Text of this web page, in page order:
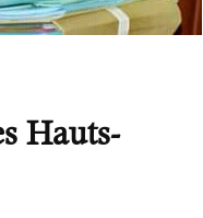
Hauts-